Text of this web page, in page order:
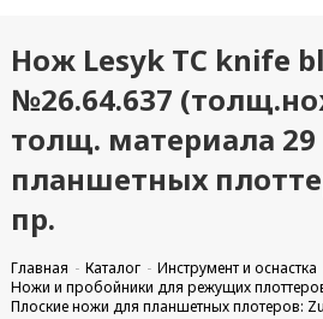
Нож Lesyk TC knife
№26.64.637
толщ. материала
планшетных
пр.
Главная Каталог
Инструмент и оснастка
Ножи и пробойники для режущих
Плоские ножи для планшетных плотеров: